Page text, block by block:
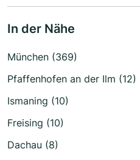
In der Nähe
München (369)
Pfaffenhofen an der Ilm (12)
Ismaning (10)
Freising (10)
Dachau (8)